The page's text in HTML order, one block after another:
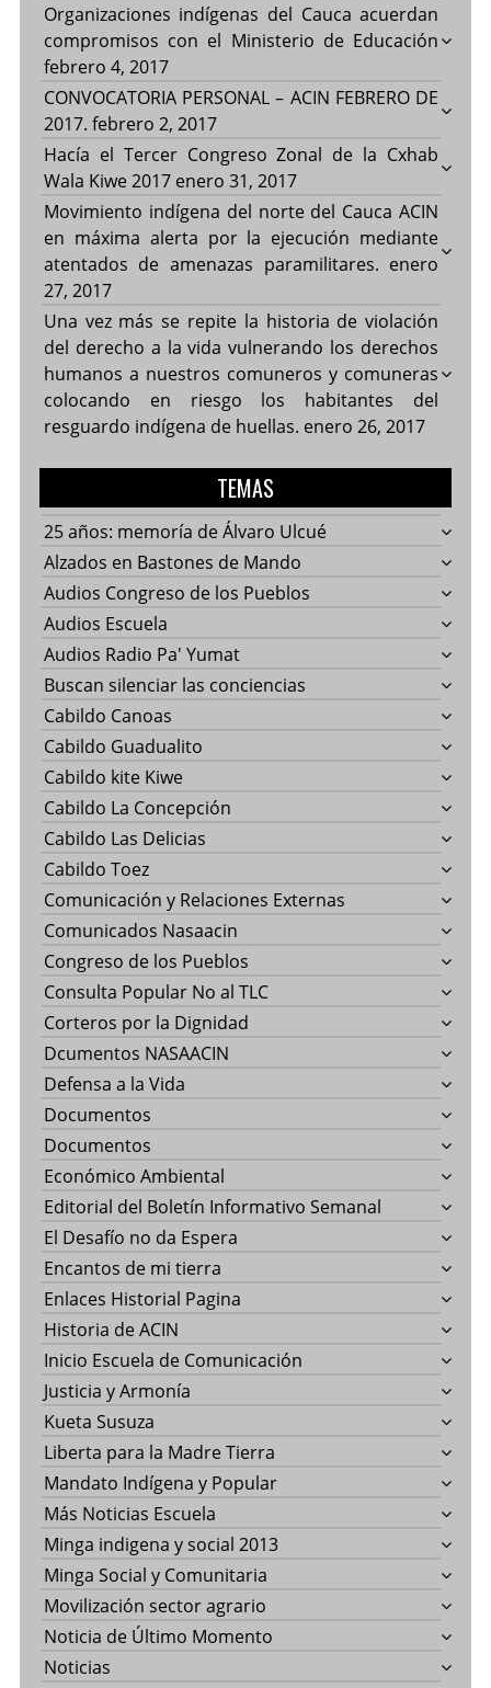
Organizaciones indígenas del Cauca acuerdan
compromisos con el Ministerio de Educación
febrero 4, 2017
CONVOCATORIA PERSONAL – ACIN FEBRERO DE
2017. febrero 2, 2017
Hacía el Tercer Congreso Zonal de la Cxhab
Wala Kiwe 2017 enero 31, 2017
Movimiento indígena del norte del Cauca ACIN
en máxima alerta por la ejecución mediante
atentados de amenazas paramilitares. enero
27, 2017
Una vez más se repite la historia de violación
del derecho a la vida vulnerando los derechos
humanos a nuestros comuneros y comuneras
colocando en riesgo los habitantes del
resguardo indígena de huellas. enero 26, 2017
TEMAS
25 años: memoría de Álvaro Ulcué
Alzados en Bastones de Mando
Audios Congreso de los Pueblos
Audios Escuela
Audios Radio Pa' Yumat
Buscan silenciar las conciencias
Cabildo Canoas
Cabildo Guadualito
Cabildo kite Kiwe
Cabildo La Concepción
Cabildo Las Delicias
Cabildo Toez
Comunicación y Relaciones Externas
Comunicados Nasaacin
Congreso de los Pueblos
Consulta Popular No al TLC
Corteros por la Dignidad
Dcumentos NASAACIN
Defensa a la Vida
Documentos
Documentos
Económico Ambiental
Editorial del Boletín Informativo Semanal
El Desafío no da Espera
Encantos de mi tierra
Enlaces Historial Pagina
Historia de ACIN
Inicio Escuela de Comunicación
Justicia y Armonía
Kueta Susuza
Liberta para la Madre Tierra
Mandato Indígena y Popular
Más Noticias Escuela
Minga indigena y social 2013
Minga Social y Comunitaria
Movilización sector agrario
Noticia de Último Momento
Noticias